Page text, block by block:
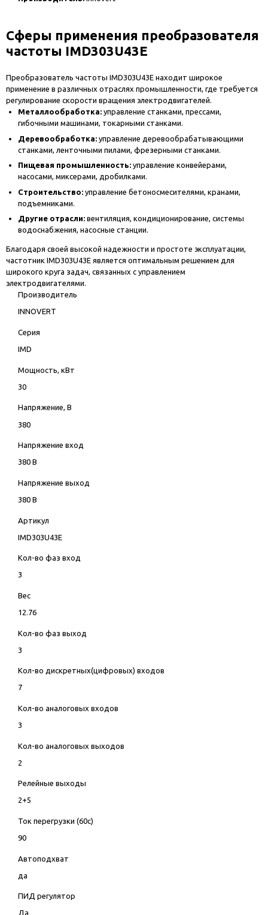
Сферы применения преобразователя
частоты IMD303U43E
Преобразователь частоты IMD303U43E находит широкое
применение в различных отраслях промышленности, где требуется
регулирование скорости вращения электродвигателей.
Металлообработка: управление станками, прессами,
гибочными машинами, токарными станками.
Деревообработка: управление деревообрабатывающими
станками, ленточными пилами, фрезерными станками.
Пищевая промышленность: управление конвейерами,
насосами, миксерами, дробилками.
Строительство: управление бетоносмесителями, кранами,
подъемниками.
Другие отрасли: вентиляция, кондиционирование, системы
водоснабжения, насосные станции.
Благодаря своей высокой надежности и простоте эксплуатации,
частотник IMD303U43E является оптимальным решением для
широкого круга задач, связанных с управлением
электродвигателями.
Производитель
INNOVERT
Серия
IMD
Мощность, кВт
30
Напряжение, В
380
Напряжение вход
380 В
Напряжение выход
380 В
Артикул
IMD303U43E
Кол-во фаз вход
3
Вес
12.76
Кол-во фаз выход
3
Кол-во дискретных(цифровых) входов
7
Кол-во аналоговых входов
3
Кол-во аналоговых выходов
2
Релейные выходы
2+5
Ток перегрузки (60с)
90
Автоподхват
да
ПИД регулятор
Да